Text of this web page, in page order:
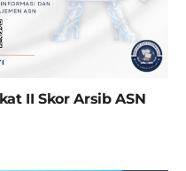
II Skor Arsib ASN